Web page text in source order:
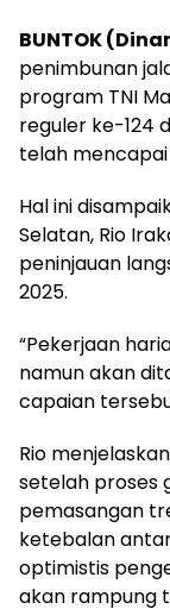
BUNTOK
penimbunan
program TNI
reguler ke-124
telah
Hal ini
Selatan, Rio
peninjauan
2025.
“Pekerjaan
namun akan
capaian
Rio
setelah proses
pemasangan
ketebalan
optimistis
akan rampung